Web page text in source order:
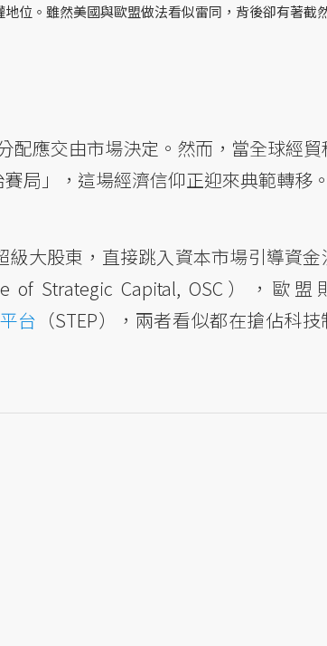
位。雖然美國與歐盟做法看似雷同，背後卻有著截
配應交由市場決定。然而，當全球經
局」，這場經濟信仰正迎來典範轉移
大股東，直接跳入資本市場引導資金
of Strategic Capital, OSC），歐盟
台 （STEP），兩者看似都在搶佔科